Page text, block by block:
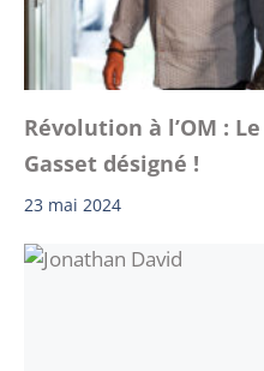
Révolution à l’OM :
Gasset désigné !
23 mai 2024